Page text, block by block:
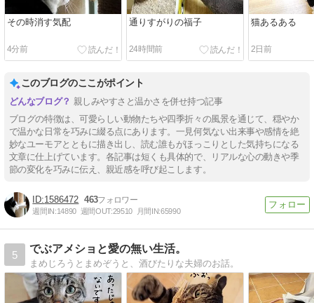
その時消す気配
4分前
通りすがりの福子
24時間前
猫あるある
2日前
このブログのここがポイント
親しみやすさと温かさを併せ持つ記事
ブログの特徴は、可愛らしい動物たちや四季折々の風景を通じて、穏やか
で温かな日常を巧みに綴る点にあります。一見何気ない出来事や感情を絶
妙なユーモアとともに描き出し、読む誰もがほっこりとした気持ちになる
文章に仕上げています。各記事は短くも具体的で、リアルな心の動きや季
節の変化を巧みに伝え、親近感を呼び起こします。
1586472 463
週間IN:14890 週間OUT:29510 月間IN:65990
5
でぶアメショと愛の無い生活。
まめじろうとまめぞうと、酒びたりな夫婦のお話。